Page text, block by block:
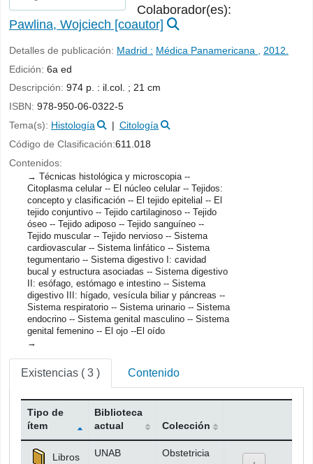
Colaborador(es):
Pawlina, Wojciech [coautor]
Detalles de publicación: Madrid : Médica Panamericana ,
2012.
Edición: 6a ed
Descripción: 974 p. : il.col. ; 21 cm
ISBN: 978-950-06-0322-5
Tema(s): Histología
Citología
Código de Clasificación:611.018
Contenidos:
Técnicas histológica y microscopia --
Citoplasma celular -- El núcleo celular -- Tejidos:
concepto y clasificación -- El tejido epitelial -- El
tejido conjuntivo -- Tejido cartilaginoso -- Tejido
óseo -- Tejido adiposo -- Tejido sanguíneo --
Tejido muscular -- Tejido nervioso -- Sistema
cardiovascular -- Sistema linfático -- Sistema
tegumentario -- Sistema digestivo I: cavidad
bucal y estructura asociadas -- Sistema digestivo
II: esófago, estómago e intestino -- Sistema
digestivo III: hígado, vesícula biliar y páncreas --
Sistema respiratorio -- Sistema urinario -- Sistema
endocrino -- Sistema genital masculino -- Sistema
genital femenino -- El ojo --El oído
Existencias ( 3 ) Contenido
Existencias
Tipo de
ítem
Biblioteca
actual
Colección
Libros UNAB Obstetricia